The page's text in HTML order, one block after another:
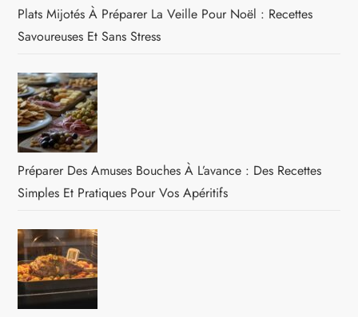
Plats Mijotés À Préparer La Veille Pour Noël : Recettes
Savoureuses Et Sans Stress
Préparer Des Amuses Bouches À L’avance : Des Recettes
Simples Et Pratiques Pour Vos Apéritifs